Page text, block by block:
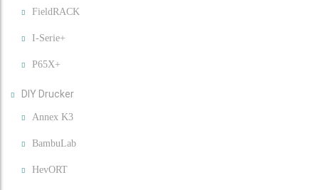
FieldRACK
I-Serie+
P65X+
DIY Drucker
Annex K3
BambuLab
HevORT